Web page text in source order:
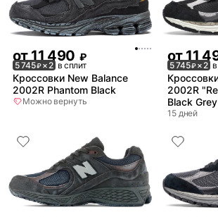
от11 490 ₽
5 745₽× 2 в сплит
Кроссовки New Balance
2002R Phantom Black
Можно вернуть
от11
5 745₽× 2
2002R
Black Grey
15 дней